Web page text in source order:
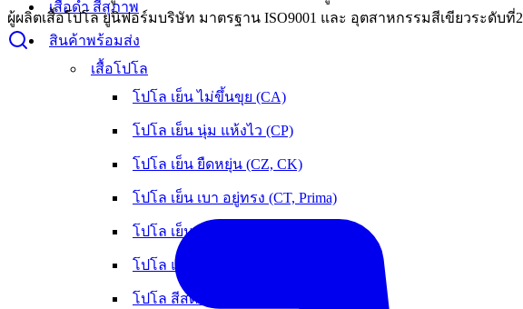
เสื้อดำ สีสุภาพ
สินค้าพร้อมส่ง
เสื้อโปโล
โปโล เย็น ไม่ขึ้นขุย (CA)
โปโล เย็น นุ่ม แห้งไว (CP)
โปโล เย็น ยืดหยุ่น (CZ, CK)
โปโล เย็น เบา อยู่ทรง (CT, Prima)
โปโล เย็น หนานุ่ม ใส่สบาย (OXY)
โปโล แห้งเร็ว ลดกลิ่นอับ (Flexup)
โปโล สีสด ไม่ต้องรีด
ผู้ผลิตเสื้อโปโล ยูนิฟอร์มบริษัท มาตรฐาน ISO9001 และ อุตสาหกรรมสีเขียวระดับที่2